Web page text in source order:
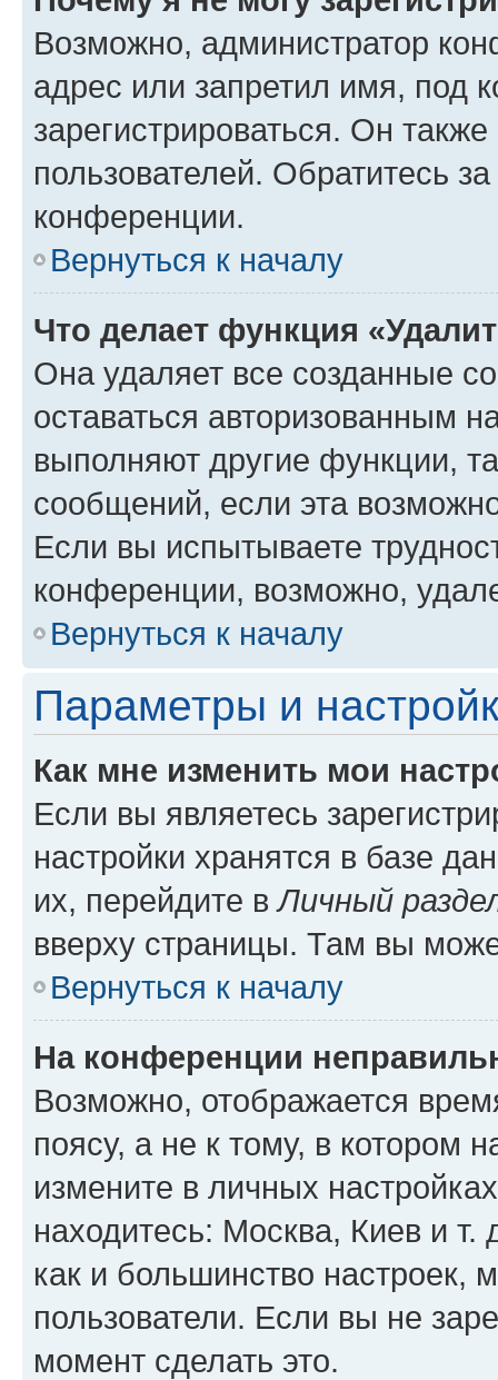
Возможно, администратор
адрес или запретил имя, под
зарегистрироваться. Он
пользователей. Обратитесь
конференции.
Вернуться к началу
Что делает функция
Она удаляет все созданные
оставаться авторизованным
выполняют другие функции,
сообщений, если эта
Если вы испытываете
конференции, возможно,
Вернуться к началу
Параметры и
Как мне изменить мои
Если вы являетесь
настройки хранятся в базе
их, перейдите вЛичный
вверху страницы. Там вы
Вернуться к началу
На конференции
Возможно, отображается
поясу, а не к тому, в котором
измените в личных
находитесь: Москва, Киев и т.
как и большинство настроек,
пользователи. Если вы не
момент сделать это.